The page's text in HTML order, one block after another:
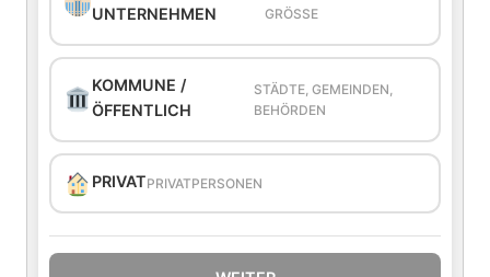
UNTERNEHMEN
GRÖSSE
KOMMUNE /
ÖFFENTLICH
STÄDTE, GEMEINDEN,
BEHÖRDEN
PRIVATPRIVATPERSONEN